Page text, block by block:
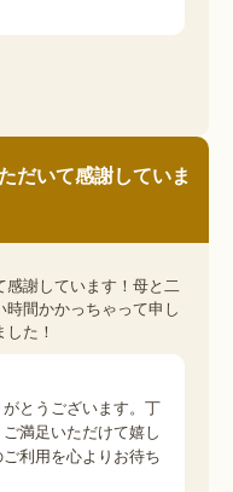
だいて感謝していま
感謝しています！母と二
間かかっちゃって申し
た！
とうございます。丁
満足いただけて嬉し
利用を心よりお待ち